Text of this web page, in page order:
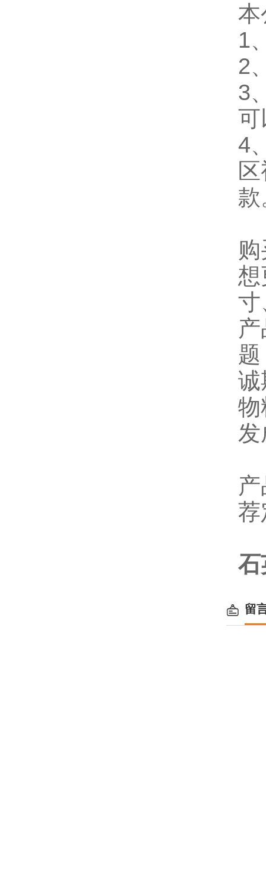
本
1
2
3
可
4
款
寸
诚
物
荐
石
留